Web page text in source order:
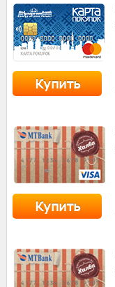
Купить
Купить